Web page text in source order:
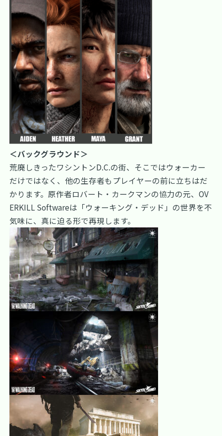
＜バックグラウンド＞
荒廃しきったワシントンD.C.の街、そこではウォーカー
だけではなく、他の生存者もプレイヤーの前に立ちはだ
かります。原作者ロバート・カークマンの協力の元、OV
ERKILL Softwareは「ウォーキング・デッド」の世界を不
気味に、真に迫る形で再現します。